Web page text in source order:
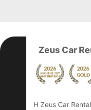
Zeus Car
Η Zeus Car